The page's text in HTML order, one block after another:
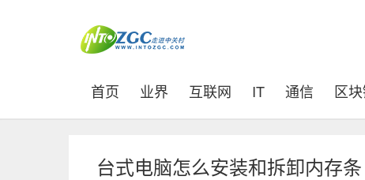
首页 (current)
业界 互联网 IT 通信 区
台式电脑怎么安装和拆卸内存